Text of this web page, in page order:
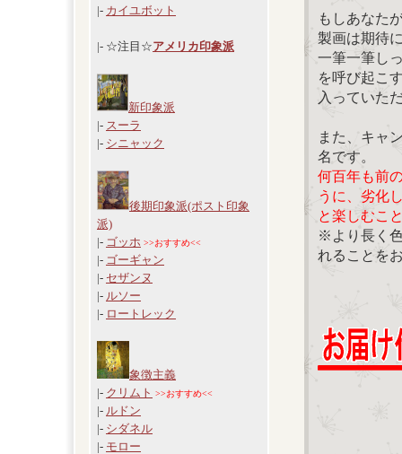
|- カイユボット
|- ☆注目☆アメリカ印象派
新印象派
|- スーラ
|- シニャック
後期印象派(ポスト印象
派)
|- ゴッホ >>おすすめ<<
|- ゴーギャン
|- セザンヌ
|- ルソー
|- ロートレック
象徴主義
|- クリムト >>おすすめ<<
|- ルドン
|- シダネル
|- モロー
もしあなた
製画は期待
一筆一筆し
を呼び起こ
入っていた
また、キャ
名です。
何百年も前
うに、劣化
と楽しむこ
※より長く
れることを